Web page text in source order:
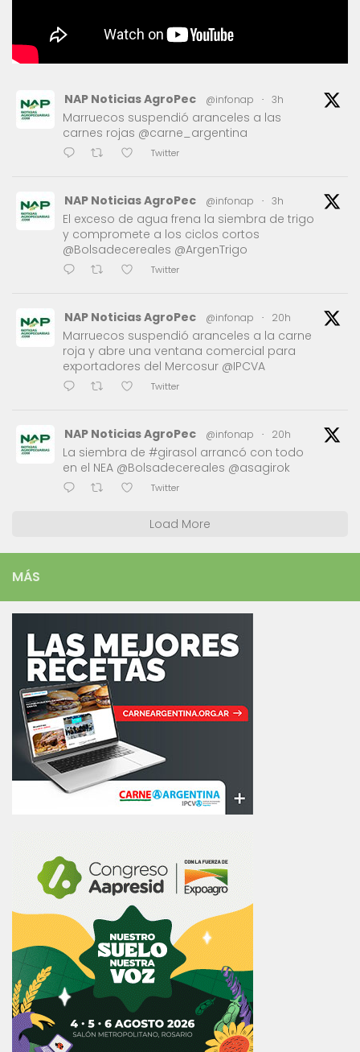
NAP Noticias AgroPec @infonap · 3h
Marruecos suspendió aranceles a las
carnes rojas @carne_argentina
Twitter
NAP Noticias AgroPec @infonap · 3h
El exceso de agua frena la siembra de trigo
y compromete a los ciclos cortos
@Bolsadecereales @ArgenTrigo
Twitter
NAP Noticias AgroPec @infonap · 20h
Marruecos suspendió aranceles a la carne
roja y abre una ventana comercial para
exportadores del Mercosur @IPCVA
Twitter
NAP Noticias AgroPec @infonap · 20h
La siembra de #girasol arrancó con todo
en el NEA @Bolsadecereales @asagirok
Twitter
Load More
MÁS